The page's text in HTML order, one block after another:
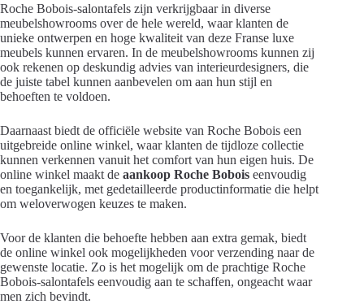
Roche Bobois-salontafels zijn verkrijgbaar in diverse
meubelshowrooms over de hele wereld, waar klanten de
unieke ontwerpen en hoge kwaliteit van deze Franse luxe
meubels kunnen ervaren. In de meubelshowrooms kunnen zij
ook rekenen op deskundig advies van interieurdesigners, die
de juiste tabel kunnen aanbevelen om aan hun stijl en
behoeften te voldoen.
Daarnaast biedt de officiële website van Roche Bobois een
uitgebreide online winkel, waar klanten de tijdloze collectie
kunnen verkennen vanuit het comfort van hun eigen huis. De
online winkel maakt de aankoop Roche Bobois eenvoudig
en toegankelijk, met gedetailleerde productinformatie die helpt
om weloverwogen keuzes te maken.
Voor de klanten die behoefte hebben aan extra gemak, biedt
de online winkel ook mogelijkheden voor verzending naar de
gewenste locatie. Zo is het mogelijk om de prachtige Roche
Bobois-salontafels eenvoudig aan te schaffen, ongeacht waar
men zich bevindt.